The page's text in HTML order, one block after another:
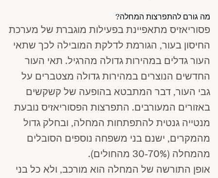
מה גורם להתפרצות המחלה?
פסוריאזיס מתאפיינת בפעילות מוגברת של מערכת
החיסון בעור, הגורמת לדלקת המובילה לכך שתאי
העור גדלים במהירות גדולה מהרגיל. תאי העור
החדשים הנוצרים במהירות גדולה מצטברים על
גבי העור, דבר המתבטא בהופעה של קשקשים
באזורים המעורבים. התפרצות הפסוריאזיס נובעת
מנטייה גנטית להתפתחות המחלה, ובחלק גדול
מהמקרים, ישנם בני משפחה נוספים הסובלים
מהמחלה (30-70% מהחולים).
אופן התורשה של המחלה הוא מורכב, ולא כל בני